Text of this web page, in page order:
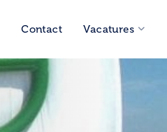
Contact Vacatures
Vragen?0593 58 24 44